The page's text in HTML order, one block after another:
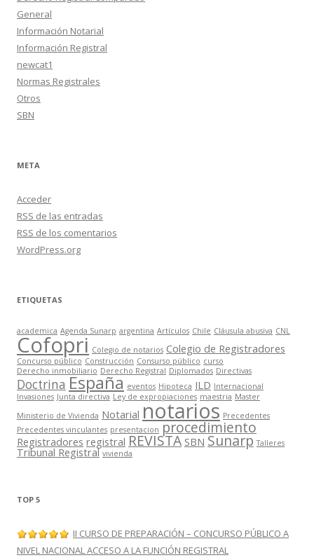
General
Información Notarial
Información Registral
newcat1
Normas Registrales
Otros
SBN
META
Acceder
RSS de las entradas
RSS de los comentarios
WordPress.org
ETIQUETAS
academica Agenda Sunarp argentina Artículos Chile Cláusula abusiva CNL
Cofopri Colegio de notarios Colegio de Registradores
Concurso público Construcción Consurso público curso
Derecho inmobiliario Derecho Registral Diplomados Directivas
Doctrina España eventos Hipoteca ILD Internacional
Invasiones Junta directiva Ley de expropiaciones maestria Master
Ministerio de Vivienda Notarial notarios Precedentes
Precedentes vinculantes presentacion procedimiento
Registradores registral REVISTA SBN Sunarp Talleres
Tribunal Registral vivienda
TOP 5
II CURSO DE PREPARACIÓN – CONCURSO PÚBLICO A
NIVEL NACIONAL ACCESO A LA FUNCIÓN REGISTRAL